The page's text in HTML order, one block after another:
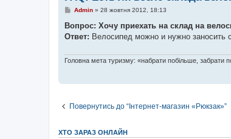
П
в
д
л
Admin» 28 жовтня 2012, 18:13
Вопрос: Хочу приехать на склад на
Ответ: Велосипед можно и нужно заносить
Головна мета туризму: «набрати побільше, забрати
Повернутись до “Інтернет-магазин «Рюкзак»”
ХТО ЗАРАЗ ОНЛАЙН